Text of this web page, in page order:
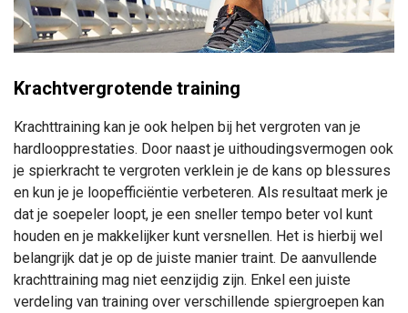
Krachtvergrotende training
Krachttraining kan je ook helpen bij het vergroten van je
hardloopprestaties. Door naast je uithoudingsvermogen ook
je spierkracht te vergroten verklein je de kans op blessures
en kun je je loopefficiëntie verbeteren. Als resultaat merk je
dat je soepeler loopt, je een sneller tempo beter vol kunt
houden en je makkelijker kunt versnellen. Het is hierbij wel
belangrijk dat je op de juiste manier traint. De aanvullende
krachttraining mag niet eenzijdig zijn. Enkel een juiste
verdeling van training over verschillende spiergroepen kan